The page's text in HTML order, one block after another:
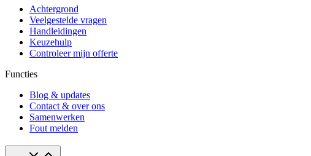
Achtergrond
Veelgestelde vragen
Handleidingen
Keuzehulp
Controleer mijn offerte
Functies
Blog & updates
Contact & over ons
Samenwerken
Fout melden